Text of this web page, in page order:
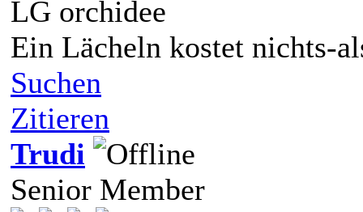
LG orchidee
Ein Lächeln kostet nichts-
Suchen
Zitieren
Trudi
Senior Member